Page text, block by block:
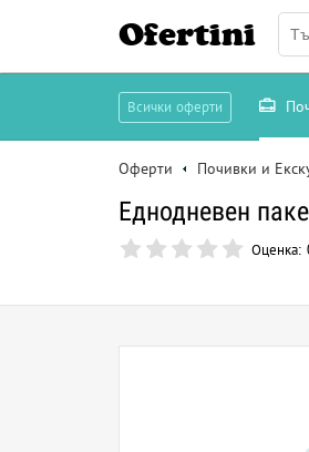
Ofertini
Всички оферти
Оферти Почивки и
Еднодневен
Оценка: